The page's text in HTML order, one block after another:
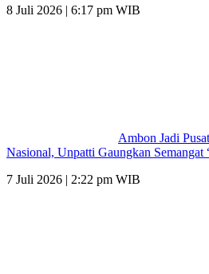
8 Juli 2026 | 6:17 pm WIB
Ambon Jadi
Nasional, Unpatti Gaungkan
7 Juli 2026 | 2:22 pm WIB